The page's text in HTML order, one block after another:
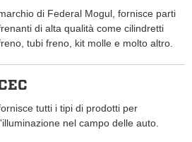
di Federal Mogul, fornisce parti
di alta qualità come cilindretti
tubi freno, kit molle e molto altro.
tutti i tipi di prodotti per
nel campo delle auto.